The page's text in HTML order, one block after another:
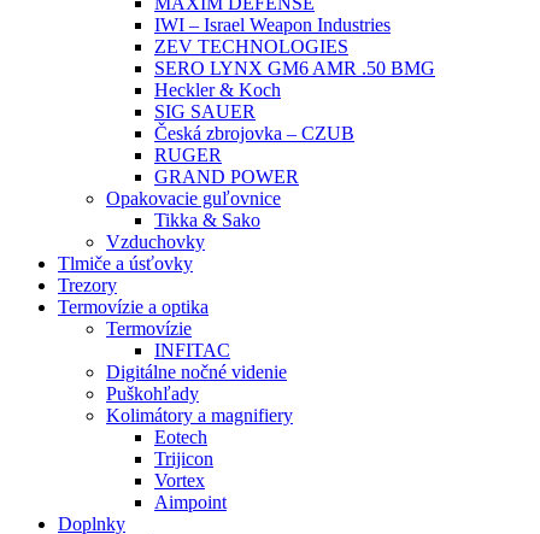
IWI – Israel Weapon Industries
ZEV TECHNOLOGIES
SERO LYNX GM6 AMR .50 BMG
Heckler & Koch
SIG SAUER
Česká zbrojovka – CZUB
RUGER
GRAND POWER
Opakovacie guľovnice
Tikka & Sako
Vzduchovky
Tlmiče a úsťovky
Trezory
Termovízie a optika
Termovízie
INFITAC
Digitálne nočné videnie
Puškohľady
Kolimátory a magnifiery
Eotech
Trijicon
Vortex
Aimpoint
Doplnky